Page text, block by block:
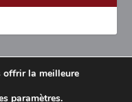
parWordPress
offrir la meilleure
paramètres.